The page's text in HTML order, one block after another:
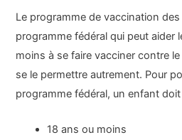
Le programme de vaccination
programme fédéral qui peut aider
moins à se faire vacciner contre
se le permettre autrement. Pour
programme fédéral, un enfant
18 ans ou moins